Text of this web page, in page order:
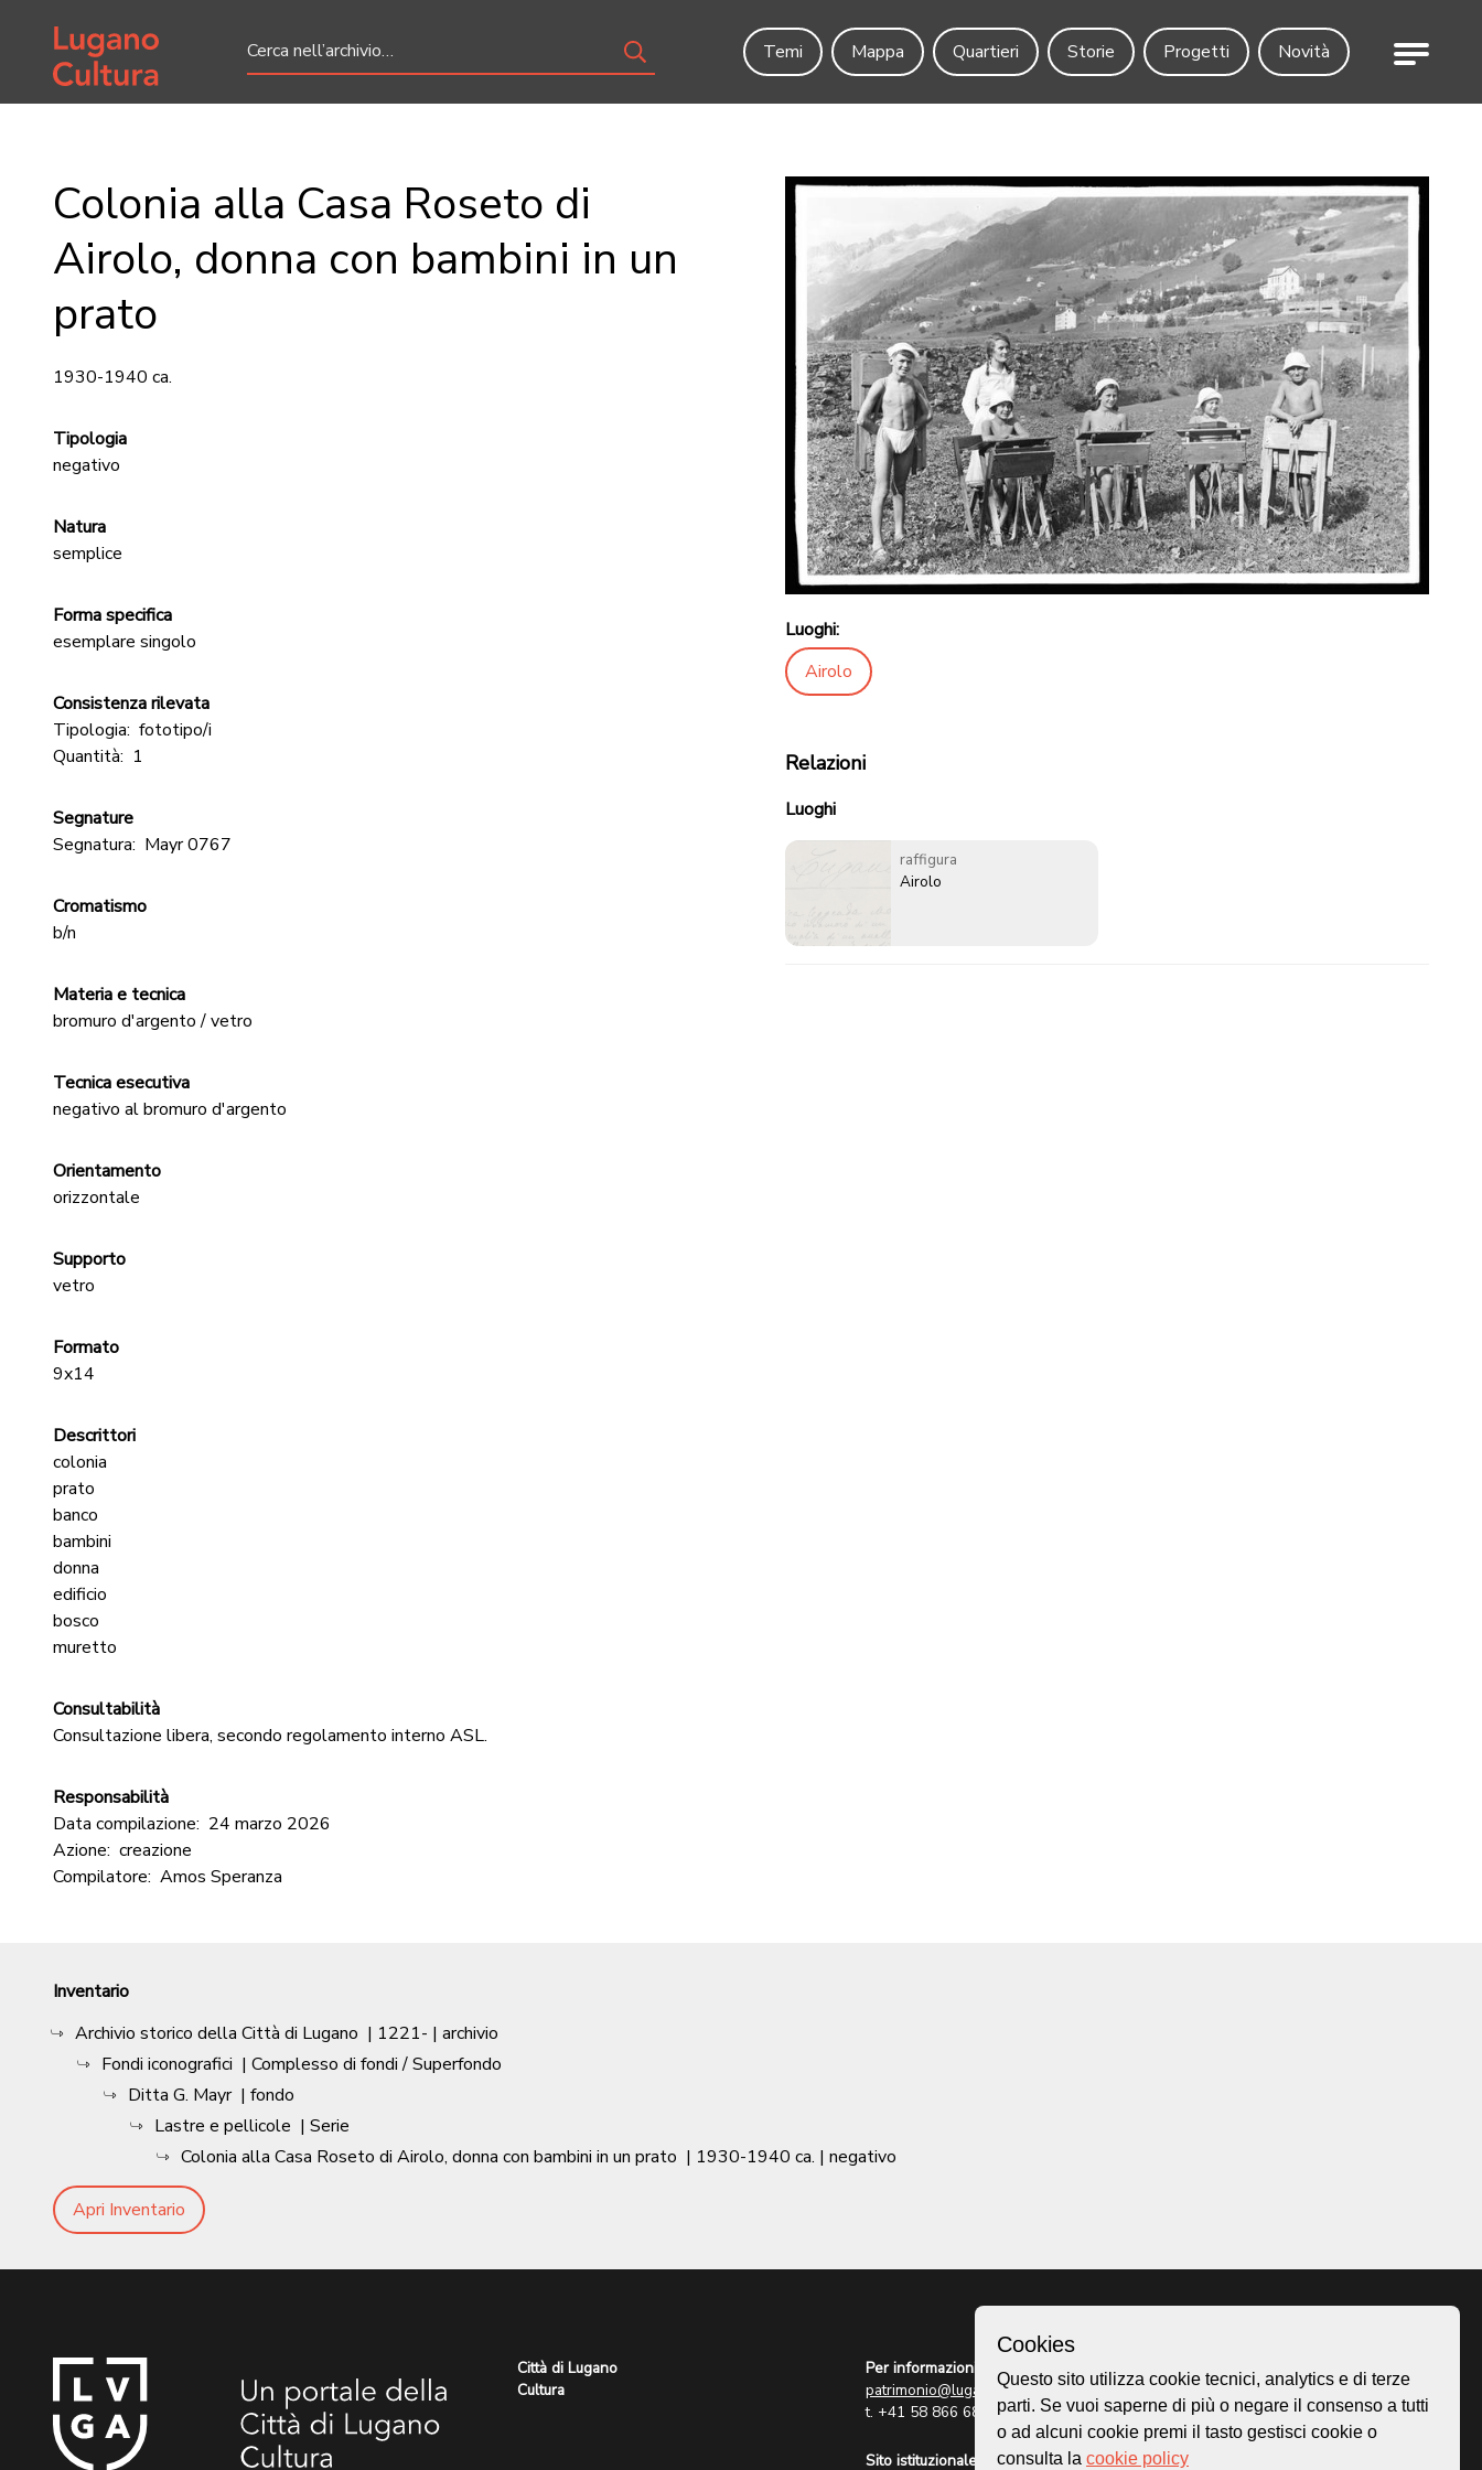
Home page
Temi
Mappa Quartieri Storie Progetti Novità Menu
Colonia alla Casa Roseto di
Airolo, donna con bambini in un
prato
1930-1940 ca.
Tipologia
negativo
Natura
semplice
Forma specifica
esemplare singolo
Consistenza rilevata
Tipologia: fototipo/i
Quantità: 1
Segnature
Segnatura: Mayr 0767
Cromatismo
b/n
Materia e tecnica
bromuro d'argento / vetro
Tecnica esecutiva
negativo al bromuro d'argento
Orientamento
orizzontale
Supporto
vetro
Formato
9x14
Descrittori
colonia
prato
banco
bambini
donna
edificio
bosco
muretto
Consultabilità
Consultazione libera, secondo regolamento interno ASL.
Responsabilità
Data compilazione: 24 marzo 2026
Azione: creazione
Compilatore: Amos Speranza
Luoghi:
Airolo
Relazioni
Luoghi
raffigura
Airolo
Inventario
Archivio storico della Città di Lugano | 1221- | archivio
Fondi iconografici | Complesso di fondi / Superfondo
Ditta G. Mayr | fondo
Lastre e pellicole | Serie
Colonia alla Casa Roseto di Airolo, donna con bambini in un prato | 1930-1940 ca. | negativo
Apri Inventario
Città di Lugano
Cultura
Per informazioni:
patrimonio@lugano.ch
t. +41 58 866 68 50
Sito istituzionale:
Homepage
Mappa
Storie
Cookies
Questo sito utilizza cookie tecnici, analytics e di terze
parti. Se vuoi saperne di più o negare il consenso a tutti
o ad alcuni cookie premi il tasto gestisci cookie o
consulta la cookie policy